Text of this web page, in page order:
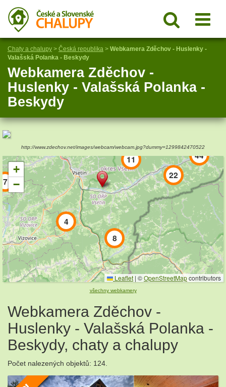
Chaty a chalupy > Česká republika > Webkamera Zděchov - Huslenky -
Valašská Polanka - Beskydy
Webkamera Zděchov -
Huslenky - Valašská Polanka -
Beskydy
http://www.zdechov.net/images/webcam/webcam.jpg?dummy=1299842470522
4
8
22
11 44
7
+
−
Leaflet | ©OpenStreetMapcontributors
všechny webkamery
Webkamera Zděchov -
Huslenky - Valašská Polanka -
Beskydy, chaty a chalupy
Počet nalezených objektů: 124.